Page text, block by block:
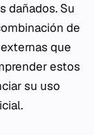
dañados. Su
de
que
estos
su uso